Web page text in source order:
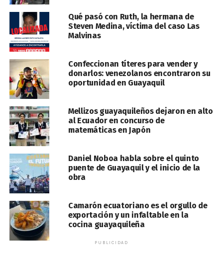
Qué pasó con Ruth, la hermana de
Steven Medina, víctima del caso Las
Malvinas
Confeccionan títeres para vender y
donarlos: venezolanos encontraron su
oportunidad en Guayaquil
Mellizos guayaquileños dejaron en alto
al Ecuador en concurso de
matemáticas en Japón
Daniel Noboa habla sobre el quinto
puente de Guayaquil y el inicio de la
obra
Camarón ecuatoriano es el orgullo de
exportación y un infaltable en la
cocina guayaquileña
PUBLICIDAD